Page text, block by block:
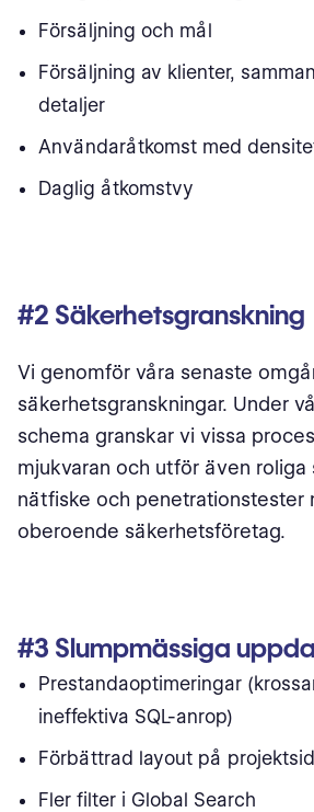
Försäljning och mål
Försäljning av klienter,
detaljer
Användaråtkomst med
Daglig åtkomstvy
#2 Säkerhetsgranskning
Vi genomför våra senaste
säkerhetsgranskningar. Under
schema granskar vi vissa
mjukvaran och utför även roliga
nätfiske och penetrationstester
oberoende säkerhetsföretag.
#3 Slumpmässiga
Prestandaoptimeringar
ineffektiva SQL-anrop)
Förbättrad layout på
Fler filter i Global Search